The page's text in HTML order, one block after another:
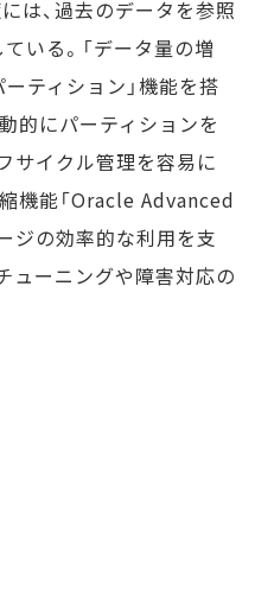
は、過去のデータを参照
いる。「データ量の増
ティション」機能を搭
的にパーティションを
サイクル管理を容易に
機能「Oracle Advanced
ジの効率的な利用を支
ューニングや障害対応の